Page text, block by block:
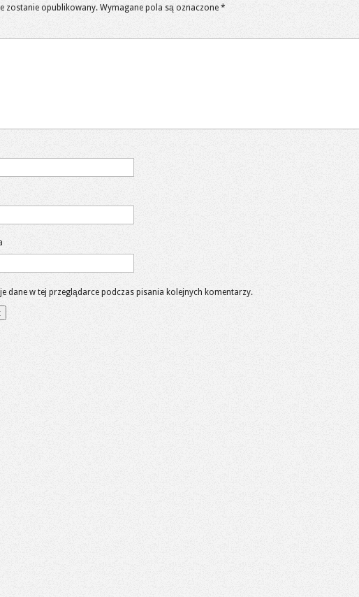
zostanie opublikowany. Wymagane pola są oznaczone *
dane w tej przeglądarce podczas pisania kolejnych komentarzy.